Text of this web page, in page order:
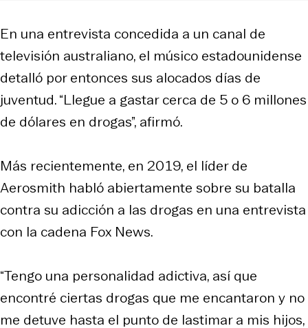
En una entrevista concedida a un canal de
televisión australiano, el músico estadounidense
detalló por entonces sus alocados días de
juventud. “Llegue a gastar cerca de 5 o 6 millones
de dólares en drogas”, afirmó.
Más recientemente, en 2019, el líder de
Aerosmith habló abiertamente sobre su batalla
contra su adicción a las drogas en una entrevista
con la cadena Fox News.
“Tengo una personalidad adictiva, así que
encontré ciertas drogas que me encantaron y no
me detuve hasta el punto de lastimar a mis hijos,